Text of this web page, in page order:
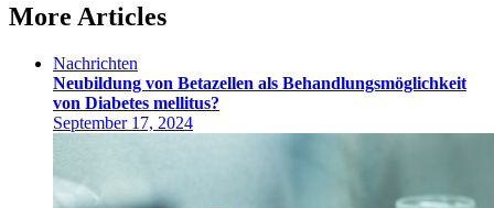
More Articles
Nachrichten
Neubildung von Betazellen als Behandlungsmöglichkeit
von Diabetes mellitus?
September 17, 2024